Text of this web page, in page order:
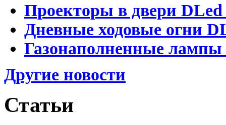
Проекторы в двери DLed
Дневные ходовые огни
Газонаполненные
Другие новости
Статьи